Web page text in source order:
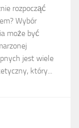
rozpocząć
Wybór
może być
jest wiele
który...